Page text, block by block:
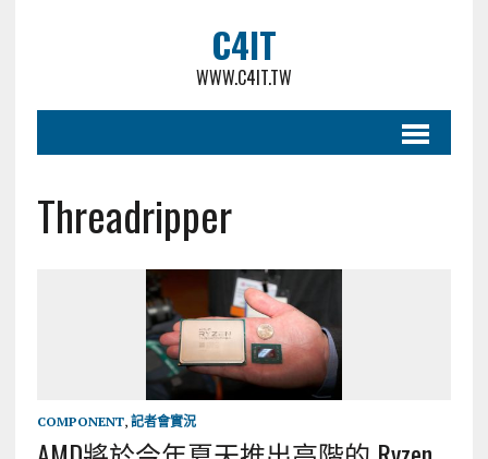
C4IT
WWW.C4IT.TW
Threadripper
COMPONENT, 記者會實況